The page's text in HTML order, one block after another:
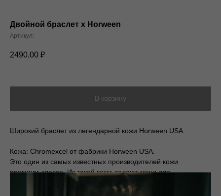
Двойной браслет х Horween
Артикул:
2490,00 ₽
В корзину
Широкий браслет из легендарной кожи Horween USA.
Кожа: Chromexcel от фабрики Horween USA.
Это один из самых известных производителей кожи
премиум-класса. Из такой кожи делают мячи для
NBA/MLB/NFL, а так же лимитированные кроссовки NB/Nike и